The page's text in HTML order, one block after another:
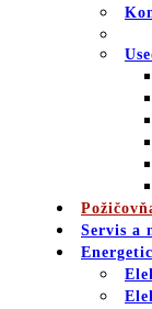
Servis a